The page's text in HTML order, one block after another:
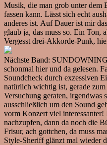
Musik, die man grob unter dem
fassen kann. Lässt sich echt
anderes ist. Auf Dauer ist mir
glaub ja, das muss so. Ein Ton,
Vergesst drei-Akkorde-Punk,
Nächste Band:
schonmal hier und da gelesen.
Soundcheck durch exzessiven
natürlich wichtig ist, gerade
Versuchung geraten, irgendwas
ausschließlich um den Sound
vorm Konzert viel interessanter!
nachzupfen, dann da noch die
Frisur, ach gottchen, da muss
Style-Sheriff glänzt mal wieder